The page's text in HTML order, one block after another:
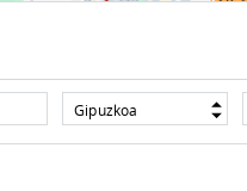
Gipuzkoa